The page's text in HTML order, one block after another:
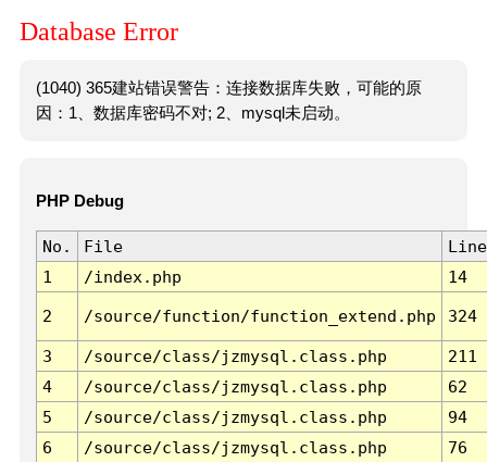
Database Error
(1040) 365建站错误警告：连接数据库失败，可能的原
因：1、数据库密码不对; 2、mysql未启动。
PHP Debug
No. File
Line
1
/index.php 14
2 /source/function/function_extend.php 324
3 /source/class/jzmysql.class.php
211
4
/source/class/jzmysql.class.php
62
5
/source/class/jzmysql.class.php
94
6
/source/class/jzmysql.class.php 76